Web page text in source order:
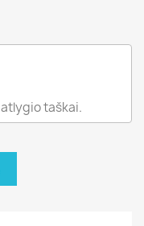
taškai.